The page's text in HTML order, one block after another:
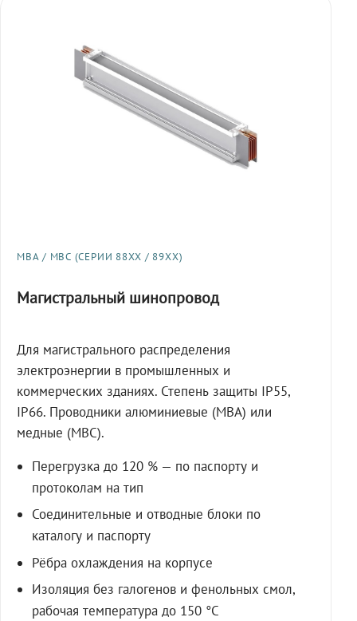
МВА / МВС (СЕРИИ 88XX / 89XX)
Магистральный шинопровод
Для магистрального распределения
электроэнергии в промышленных и
коммерческих зданиях. Степень защиты IP55,
IP66. Проводники алюминиевые (МВА) или
медные (МВС).
Перегрузка до 120 % — по паспорту и
протоколам на тип
Соединительные и отводные блоки по
каталогу и паспорту
Рёбра охлаждения на корпусе
Изоляция без галогенов и фенольных смол,
рабочая температура до 150 °C